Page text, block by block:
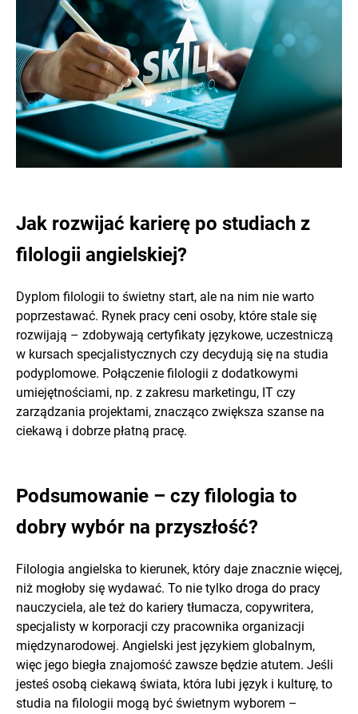
Jak rozwijać karierę po studiach z
filologii angielskiej?
Dyplom filologii to świetny start, ale na nim nie warto
poprzestawać. Rynek pracy ceni osoby, które stale się
rozwijają – zdobywają certyfikaty językowe, uczestniczą
w kursach specjalistycznych czy decydują się na studia
podyplomowe. Połączenie filologii z dodatkowymi
umiejętnościami, np. z zakresu marketingu, IT czy
zarządzania projektami, znacząco zwiększa szanse na
ciekawą i dobrze płatną pracę.
Podsumowanie – czy filologia to
dobry wybór na przyszłość?
Filologia angielska to kierunek, który daje znacznie więcej,
niż mogłoby się wydawać. To nie tylko droga do pracy
nauczyciela, ale też do kariery tłumacza, copywritera,
specjalisty w korporacji czy pracownika organizacji
międzynarodowej. Angielski jest językiem globalnym,
więc jego biegła znajomość zawsze będzie atutem. Jeśli
jesteś osobą ciekawą świata, która lubi język i kulturę, to
studia na filologii mogą być świetnym wyborem –